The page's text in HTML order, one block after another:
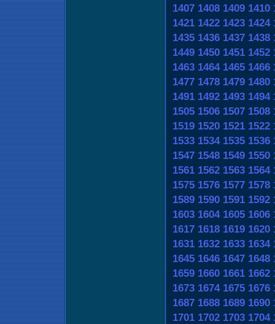
1407 1408 1409 1410
1421 1422 1423 1424
1435 1436 1437 1438
1449 1450 1451 1452
1463 1464 1465 1466
1477 1478 1479 1480
1491 1492 1493 1494
1505 1506 1507 1508
1519 1520 1521 1522
1533 1534 1535 1536
1547 1548 1549 1550
1561 1562 1563 1564
1575 1576 1577 1578
1589 1590 1591 1592
1603 1604 1605 1606
1617 1618 1619 1620
1631 1632 1633 1634
1645 1646 1647 1648
1659 1660 1661 1662
1673 1674 1675 1676
1687 1688 1689 1690
1701 1702 1703 1704